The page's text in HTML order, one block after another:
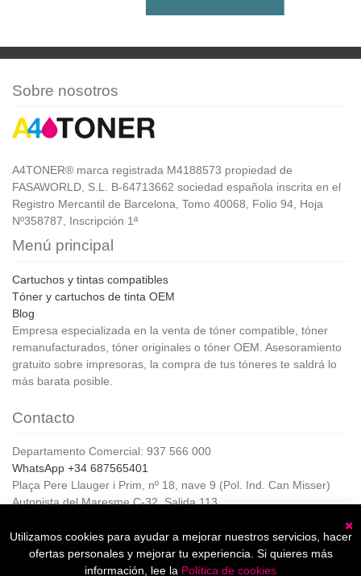
Sobre nosotros
A4TONER® marca registrada M4188573 propiedad de
FASAWORLD, S.L. B-64713662 sociedad española inscrita en el
Registro Mercantil de Barcelona, Tomo 40068, Folio 94, Hoja
Nº358787, Inscripción 1ª
Menú principal
Cartuchos y tintas compatibles
Tóner y cartuchos de tinta OEM
Blog
Empresa especializada en la venta de tóner compatible, tóner
remanufacturados, tóner originales o tóner OEM. Asesoramiento
gratuito sobre impresoras, la compra de tus tóneres te saldrá lo
más barata posible.
Contacto
Departamento Comercial: 937 566 000
WhatsApp +34 687565401
Plaça Pere Llauger i Prim, nº 18, nave 9 (Pol. Ind. Can Misser)
Autopista del Maresme C-32, Salida 113
Horario de Atención al cliente:
De lunes a jueves de 8:00 a 17:00,
Viernes de 8:00 a 15:00
Utilizamos cookies para ayudar a mejorar nuestros servicios, hacer
ofertas personales y mejorar tu experiencia. Si quieres más
información, lee la Política de cookies